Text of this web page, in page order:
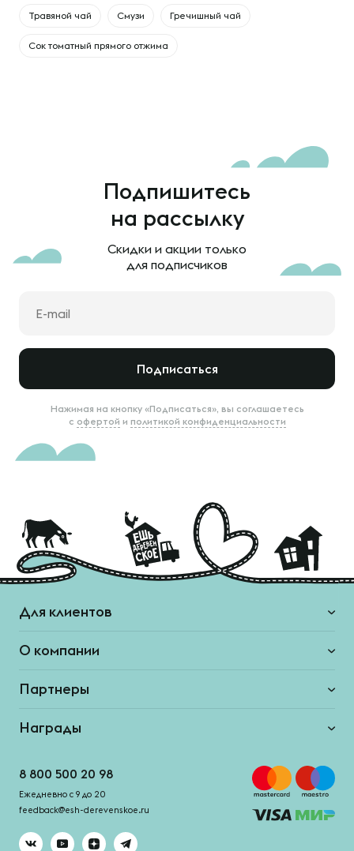
Травяной чай Смузи Гречишный чай
Сок томатный прямого отжима
Подпишитесь
на рассылку
Скидки и акции только
для подписчиков
Подписаться
Нажимая на кнопку «Подписаться», вы соглашаетесь
с офертой и политикой конфиденциальности
Для клиентов
О компании
Партнеры
Награды
8 800 500 20 98
Ежедневно с 9 до 20
feedback@esh-derevenskoe.ru